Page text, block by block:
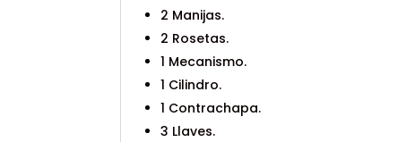
2 Manijas.
2 Rosetas.
1 Mecanismo.
1 Cilindro.
1 Contrachapa.
3 Llaves.